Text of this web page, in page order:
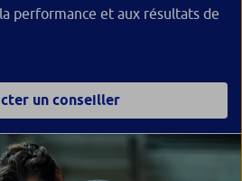
performance et aux résultats de
un conseiller